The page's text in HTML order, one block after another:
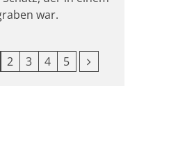
war.
Seite
2 3 4 5 Nächste Seite